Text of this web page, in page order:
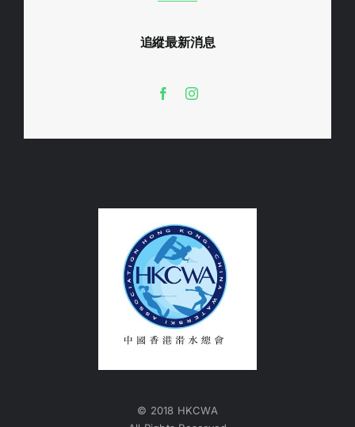
追縱最新消息
© 2018 HKCWA